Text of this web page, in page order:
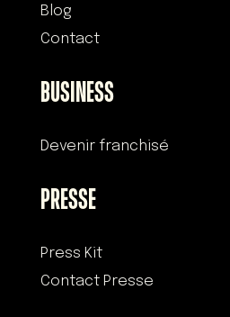
Blog
Contact
BUSINESS
Devenir franchisé
PRESSE
Press Kit
Contact Presse